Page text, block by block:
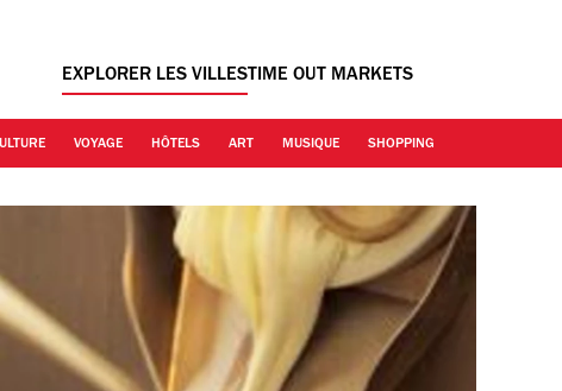
EXPLORER LES VILLESTIME OUT MARKETS
VOYAGE HÔTELS ART MUSIQUE SHOPPING